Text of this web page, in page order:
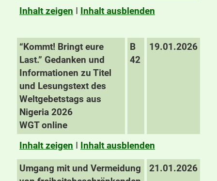
Inhalt zeigen I Inhalt ausblenden
“Kommt! Bringt eure
Last.” Gedanken und
Informationen zu Titel
und Lesungstext des
Weltgebetstags aus
Nigeria 2026
WGT online
B
42
19.01.2026
Inhalt zeigen I Inhalt ausblenden
Umgang mit und Vermeidung
21.01.2026